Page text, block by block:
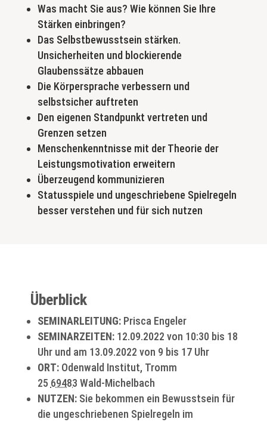
Was macht Sie aus? Wie können Sie Ihre
Stärken einbringen?
Das Selbstbewusstsein stärken.
Unsicherheiten und blockierende
Glaubenssätze abbauen
Die Körpersprache verbessern und
selbstsicher auftreten
Den eigenen Standpunkt vertreten und
Grenzen setzen
Menschenkenntnisse mit der Theorie der
Leistungsmotivation erweitern
Überzeugend kommunizieren
Statusspiele und ungeschriebene Spielregeln
besser verstehen und für sich nutzen
Überblick
SEMINARLEITUNG:Prisca Engeler
SEMINARZEITEN:12.09.2022 von 10:30 bis 18
Uhr und am 13.09.2022 von 9 bis 17 Uhr
ORT:Odenwald Institut, Tromm
25 69483 Wald-Michelbach
NUTZEN:Sie bekommen ein Bewusstsein für
die ungeschriebenen Spielregeln im